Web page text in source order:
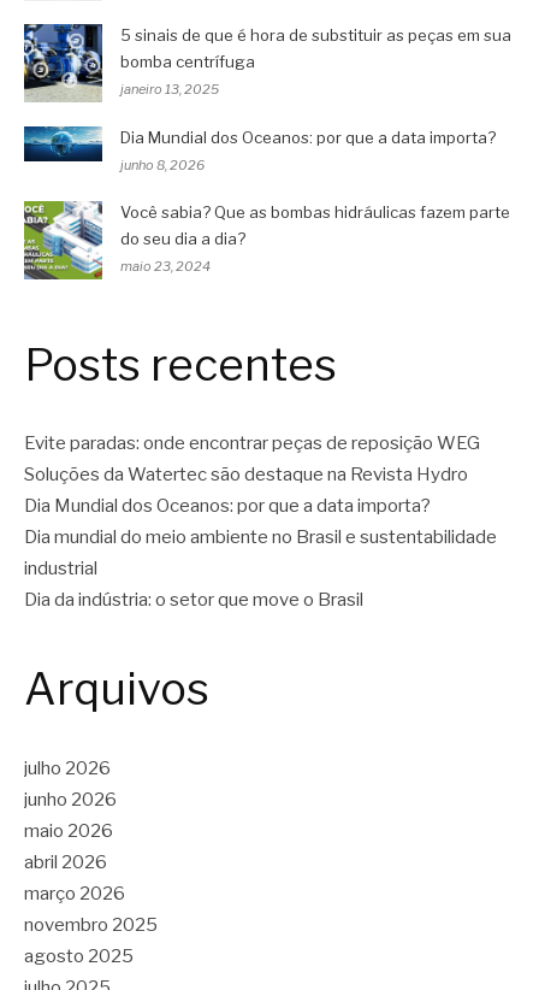
5 sinais de que é hora de substituir as peças em sua
bomba centrífuga
janeiro 13, 2025
Dia Mundial dos Oceanos: por que a data importa?
junho 8, 2026
Você sabia? Que as bombas hidráulicas fazem parte
do seu dia a dia?
maio 23, 2024
Posts recentes
Evite paradas: onde encontrar peças de reposição WEG
Soluções da Watertec são destaque na Revista Hydro
Dia Mundial dos Oceanos: por que a data importa?
Dia mundial do meio ambiente no Brasil e sustentabilidade
industrial
Dia da indústria: o setor que move o Brasil
Arquivos
julho 2026
junho 2026
maio 2026
abril 2026
março 2026
novembro 2025
agosto 2025